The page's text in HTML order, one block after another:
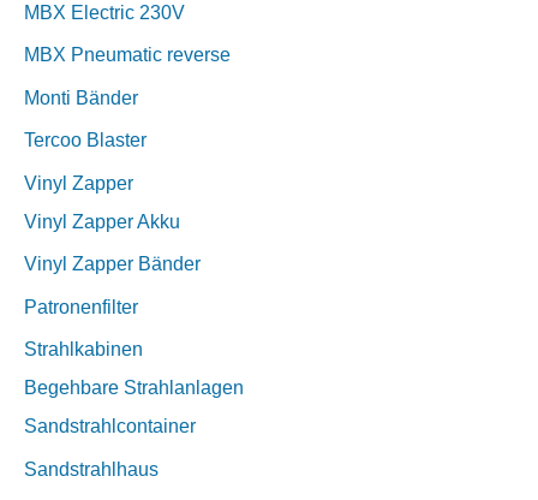
MBX Electric 230V
MBX Pneumatic reverse
Monti Bänder
Tercoo Blaster
Vinyl Zapper
Vinyl Zapper Akku
Vinyl Zapper Bänder
Patronenfilter
Strahlkabinen
Begehbare Strahlanlagen
Sandstrahlcontainer
Sandstrahlhaus